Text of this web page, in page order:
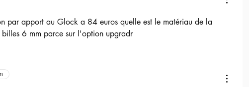
par apport au Glock a 84 euros quelle est le matériau de la
billes 6 mm parce sur l'option upgradr